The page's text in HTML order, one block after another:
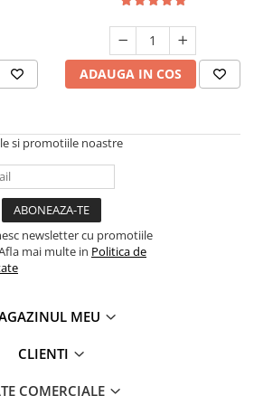
ten
sterile
ADAUGA IN COS
si promotiile noastre
newsletter cu promotiile
mai multe in Politica de
MEU
CLIENTI
COMERCIALE